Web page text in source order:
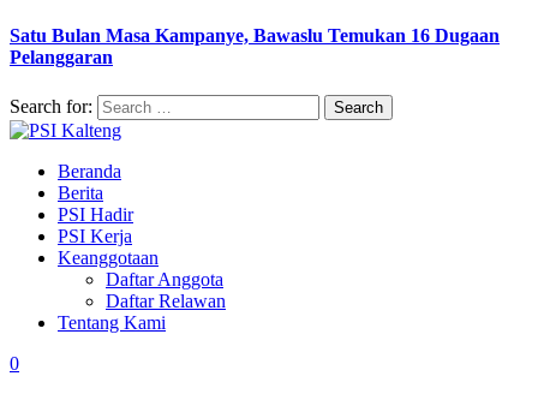
Satu Bulan Masa Kampanye, Bawaslu Temukan 16 Dugaan
Pelanggaran
Search for:
Beranda
Berita
PSI Hadir
PSI Kerja
Keanggotaan
Daftar Anggota
Daftar Relawan
Tentang Kami
0